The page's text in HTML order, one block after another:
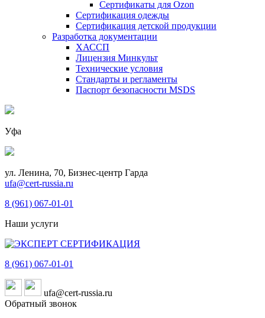
Сертификаты для Ozon
Сертификация одежды
Сертификация детской продукции
Разработка документации
ХАССП
Лицензия Минкульт
Технические условия
Стандарты и регламенты
Паспорт безопасности MSDS
Уфа
ул. Ленина, 70, Бизнес-центр Гарда
ufa@cert-russia.ru
8 (961) 067-01-01
Наши услуги
8 (961) 067-01-01
ufa@cert-russia.ru
Обратный звонок